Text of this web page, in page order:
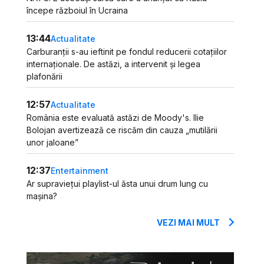
începe războiul în Ucraina
13:44Actualitate
Carburanții s-au ieftinit pe fondul reducerii cotațiilor
internaționale. De astăzi, a intervenit și legea
plafonării
12:57Actualitate
România este evaluată astăzi de Moody's. Ilie
Bolojan avertizează ce riscăm din cauza „mutilării
unor jaloane”
12:37Entertainment
Ar supraviețui playlist-ul ăsta unui drum lung cu
mașina?
VEZI MAI MULT